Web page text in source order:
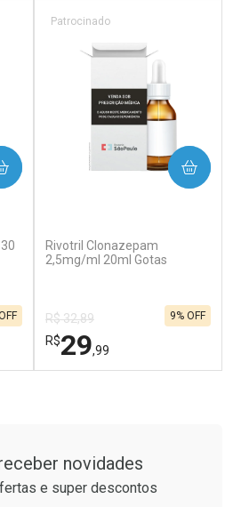
Laboratório
Ativar Desconto
Por R$ 37,25/cada
Por Menos
Rivotril Clonazepam
2,5mg/ml 20ml Gotas
Patrocinado
R$ 32,89
R$29,99
9% OFF
COMPRAR
novidades
e super descontos